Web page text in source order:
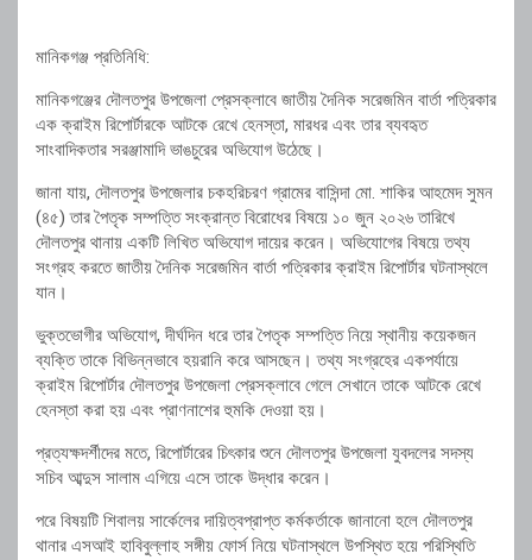
মানিকগঞ্জ প্রতিনিধি:
মানিকগঞ্জের দৌলতপুর উপজেলা প্রেসক্লাবে জাতীয় দৈনিক সরেজমিন বার্তা পত্রিকার
এক ক্রাইম রিপোর্টারকে আটকে রেখে হেনস্তা, মারধর এবং তার ব্যবহৃত
সাংবাদিকতার সরঞ্জামাদি ভাঙচুরের অভিযোগ উঠেছে।
জানা যায়, দৌলতপুর উপজেলার চকহরিচরণ গ্রামের বাসিন্দা মো. শাকির আহমেদ সুমন
(৪৫) তার পৈতৃক সম্পত্তি সংক্রান্ত বিরোধের বিষয়ে ১০ জুন ২০২৬ তারিখে
দৌলতপুর থানায় একটি লিখিত অভিযোগ দায়ের করেন। অভিযোগের বিষয়ে তথ্য
সংগ্রহ করতে জাতীয় দৈনিক সরেজমিন বার্তা পত্রিকার ক্রাইম রিপোর্টার ঘটনাস্থলে
যান।
ভুক্তভোগীর অভিযোগ, দীর্ঘদিন ধরে তার পৈতৃক সম্পত্তি নিয়ে স্থানীয় কয়েকজন
ব্যক্তি তাকে বিভিন্নভাবে হয়রানি করে আসছেন। তথ্য সংগ্রহের একপর্যায়ে
ক্রাইম রিপোর্টার দৌলতপুর উপজেলা প্রেসক্লাবে গেলে সেখানে তাকে আটকে রেখে
হেনস্তা করা হয় এবং প্রাণনাশের হুমকি দেওয়া হয়।
প্রত্যক্ষদর্শীদের মতে, রিপোর্টারের চিৎকার শুনে দৌলতপুর উপজেলা যুবদলের সদস্য
সচিব আব্দুস সালাম এগিয়ে এসে তাকে উদ্ধার করেন।
পরে বিষয়টি শিবালয় সার্কেলের দায়িত্বপ্রাপ্ত কর্মকর্তাকে জানানো হলে দৌলতপুর
থানার এসআই হাবিবুল্লাহ সঙ্গীয় ফোর্স নিয়ে ঘটনাস্থলে উপস্থিত হয়ে পরিস্থিতি